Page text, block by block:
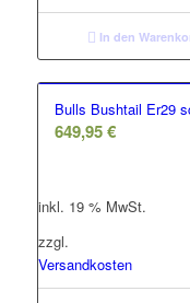
In den
Bulls Bushtail Er29
649,95€
inkl. 19 % MwSt.
zzgl.
Versandkosten